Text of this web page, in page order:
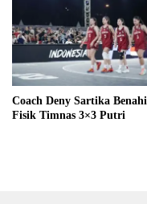
Coach Deny Sartika Benahi
Fisik Timnas 3×3 Putri